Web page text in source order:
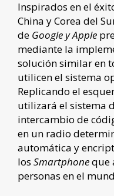
Inspirados en el
China y Corea del
de Google y Apple
mediante la
solución similar en
utilicen el sistema
Replicando el
utilizará el sistema
intercambio de
en un radio
automática y
los Smartphoneque
personas en el